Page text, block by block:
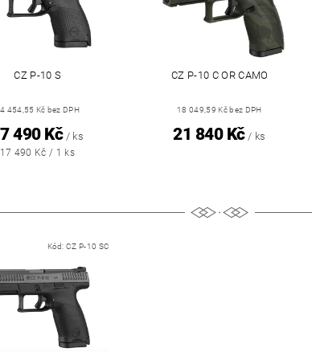
CZ P-10 S
454,55 Kč bez DPH
490 Kč / ks
17 490 Kč / 1 ks
CZ P-10 C OR CAMO
18 049,59 Kč bez DPH
21 840 Kč / ks
Kód:CZ P-10 SC